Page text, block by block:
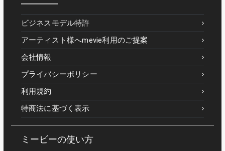
ビジネスモデル特許
アーティスト様へmevie利用のご提案
会社情報
プライバシーポリシー
利用規約
特商法に基づく表示
ミービーの使い方